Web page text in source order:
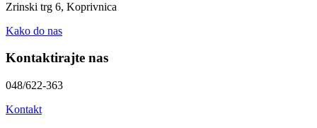
Zrinski trg 6, Koprivnica
Kako do nas
Kontaktirajte nas
048/622-363
Kontakt